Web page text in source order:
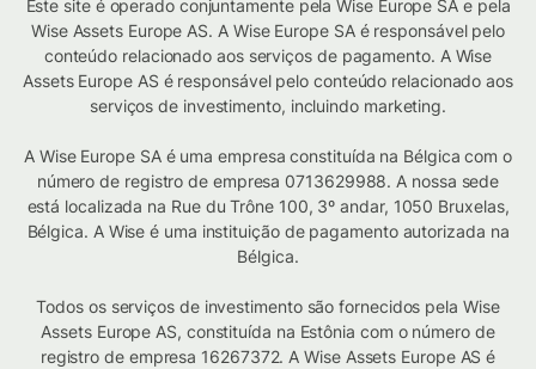
Este site é operado conjuntamente pela Wise Europe SA e pela
Wise Assets Europe AS. A Wise Europe SA é responsável pelo
conteúdo relacionado aos serviços de pagamento. A Wise
Assets Europe AS é responsável pelo conteúdo relacionado aos
serviços de investimento, incluindo marketing.
A Wise Europe SA é uma empresa constituída na Bélgica com o
número de registro de empresa 0713629988. A nossa sede
está localizada na Rue du Trône 100, 3º andar, 1050 Bruxelas,
Bélgica. A Wise é uma instituição de pagamento autorizada na
Bélgica.
Todos os serviços de investimento são fornecidos pela Wise
Assets Europe AS, constituída na Estônia com o número de
registro de empresa 16267372. A Wise Assets Europe AS é